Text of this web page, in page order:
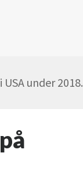
under 2018.